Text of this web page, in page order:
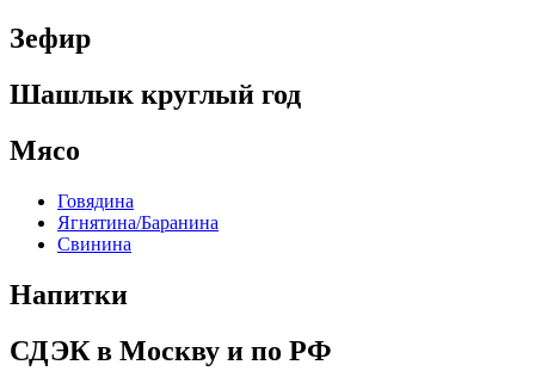
Зефир
Шашлык круглый год
Мясо
Говядина
Ягнятина/Баранина
Свинина
Напитки
СДЭК в Москву и по РФ